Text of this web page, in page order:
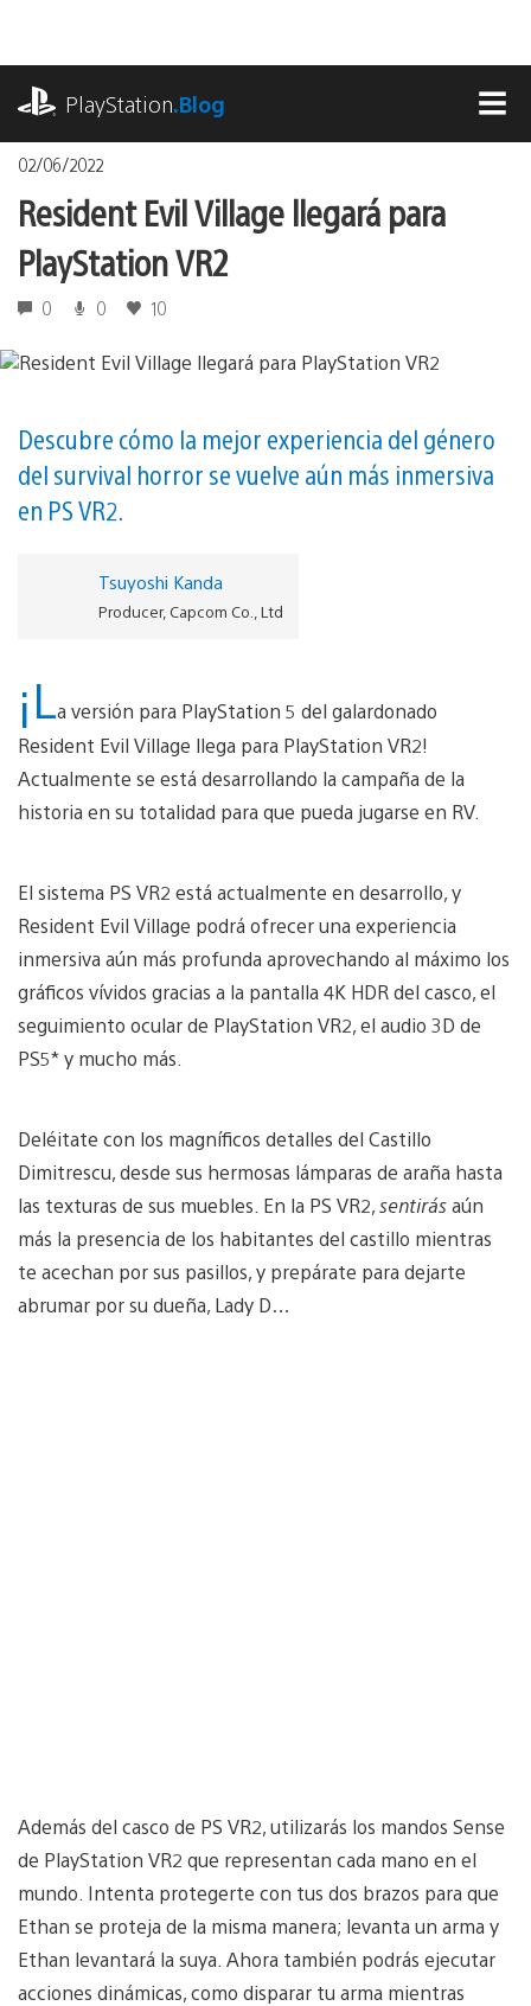
contenido
PlayStation.Blog
02/06/2022
Resident Evil Village llegará para
PlayStation VR2
0 0 10
Descubre cómo la mejor experiencia del género
del survival horror se vuelve aún más inmersiva
en PS VR2.
Tsuyoshi Kanda
Producer, Capcom Co., Ltd
¡La versión para PlayStation 5 del galardonado
Resident Evil Village llega para PlayStation VR2!
Actualmente se está desarrollando la campaña de la
historia en su totalidad para que pueda jugarse en RV.
El sistema PS VR2 está actualmente en desarrollo, y
Resident Evil Village podrá ofrecer una experiencia
inmersiva aún más profunda aprovechando al máximo los
gráficos vívidos gracias a la pantalla 4K HDR del casco, el
seguimiento ocular de PlayStation VR2, el audio 3D de
PS5* y mucho más.
Deléitate con los magníficos detalles del Castillo
Dimitrescu, desde sus hermosas lámparas de araña hasta
las texturas de sus muebles. En la PS VR2,sentirásaún
más la presencia de los habitantes del castillo mientras
te acechan por sus pasillos, y prepárate para dejarte
abrumar por su dueña, Lady D…
Además del casco de PS VR2, utilizarás los mandos Sense
de PlayStation VR2 que representan cada mano en el
mundo. Intenta protegerte con tus dos brazos para que
Ethan se proteja de la misma manera; levanta un arma y
Ethan levantará la suya. Ahora también podrás ejecutar
acciones dinámicas, como disparar tu arma mientras